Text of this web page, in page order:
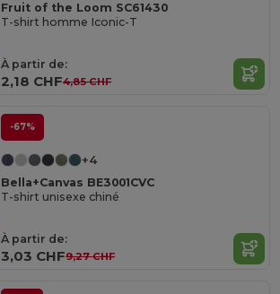
Fruit of the Loom SC61430
T-shirt homme Iconic-T
À partir de:
2,18 CHF4,85 CHF
-67%
+4
Bella+Canvas BE3001CVC
T-shirt unisexe chiné
À partir de:
3,03 CHF9,27 CHF